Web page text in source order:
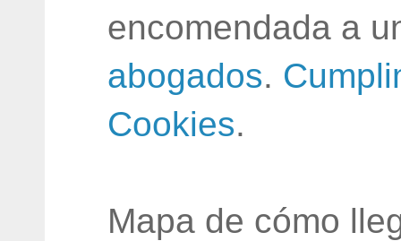
encomendada a
abogados.
Cookies.
Mapa de cómo